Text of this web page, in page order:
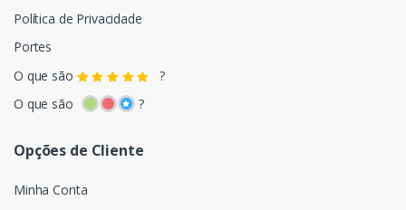
Política de Privacidade
Portes
O que são
?
O que são
?
Opções de Cliente
Minha Conta